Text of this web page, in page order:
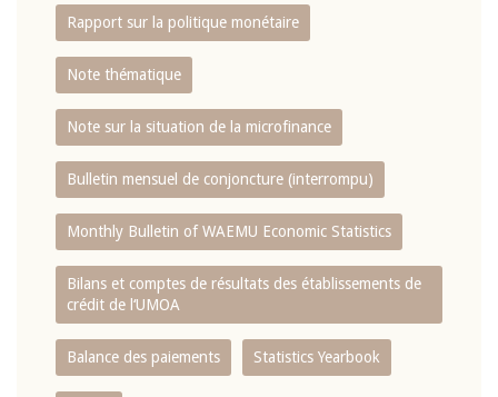
Rapport sur la politique monétaire
Note thématique
Note sur la situation de la microfinance
Bulletin mensuel de conjoncture (interrompu)
Monthly Bulletin of WAEMU Economic Statistics
Bilans et comptes de résultats des établissements de
crédit de l‘UMOA
Balance des paiements Statistics Yearbook